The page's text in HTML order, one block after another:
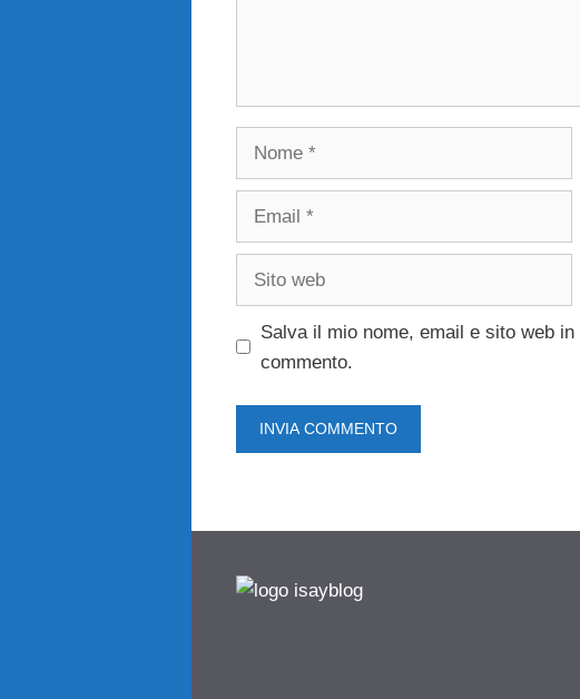
Salva il mio nome, email e sito web
commento.